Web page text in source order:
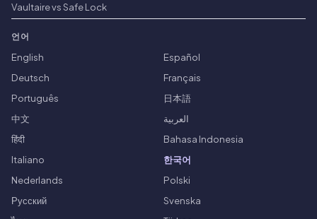
Vaultaire vs Safe Lock
언어
English
Español
Deutsch
Français
Português
日本語
中文
العربية
हिंदी
Bahasa Indonesia
Italiano
한국어
Nederlands
Polski
Русский
Svenska